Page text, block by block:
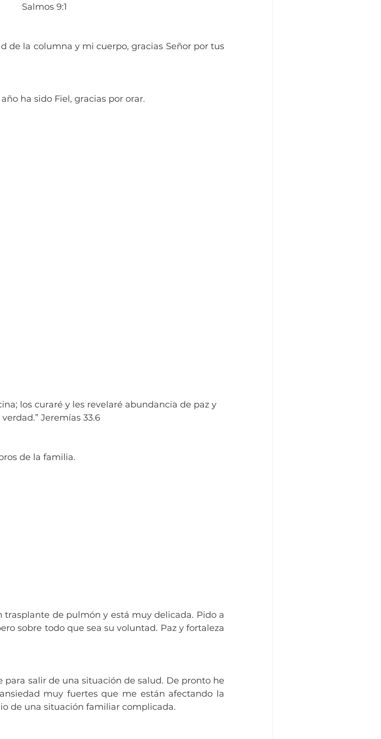
Salmos 9:1
de la columna y mi cuerpo, gracias Señor por tus
ha sido Fiel, gracias por orar.
los curaré y les revelaré abundancia de paz y
Jeremías 33.6
de la familia.
trasplante de pulmón y está muy delicada. Pido a
sobre todo que sea su voluntad. Paz y fortaleza
para salir de una situación de salud. De pronto he
muy fuertes que me están afectando la
de una situación familiar complicada.